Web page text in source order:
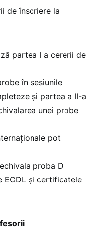
de înscriere la
partea I a cererii de
în sesiunile
și partea a II-a
unei probe
pot
proba D
ECDL și certificatele